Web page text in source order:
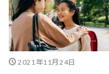
2021年11月24日